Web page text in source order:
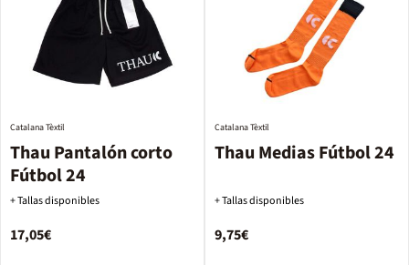
Thau Pantalón corto
Fútbol 24
Catalana Tèxtil
+ Tallas disponibles
17,05€
Thau Medias Fútbol 24
Catalana Tèxtil
+ Tallas disponibles
9,75€